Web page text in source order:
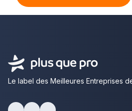
Le label des Meilleures Entreprises